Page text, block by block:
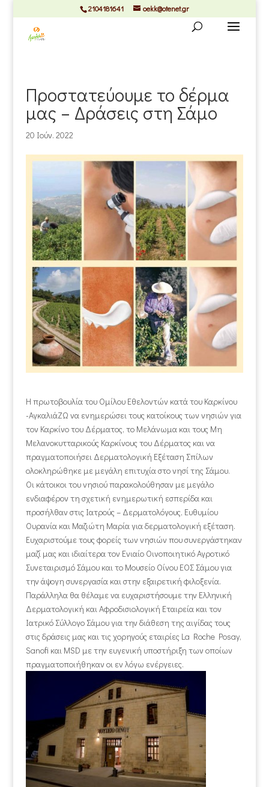
2104181641 oekk@otenet.gr
Προστατεύουμε το δέρμα
μας – Δράσεις στη Σάμο
20 Ιούν. 2022
Η πρωτοβουλία του Ομίλου Εθελοντών κατά του Καρκίνου
-ΑγκαλιάΖΩ να ενημερώσει τους κατοίκους των νησιών για
τον Καρκίνο του Δέρματος, το Μελάνωμα και τους Μη
Μελανοκυτταρικούς Καρκίνους του Δέρματος και να
πραγματοποιήσει Δερματολογική Εξέταση Σπίλων
ολοκληρώθηκε με μεγάλη επιτυχία στο νησί της Σάμου.
Οι κάτοικοι του νησιού παρακολούθησαν με μεγάλο
ενδιαφέρον τη σχετική ενημερωτική εσπερίδα και
προσήλθαν στις Ιατρούς – Δερματολόγους, Ευθυμίου
Ουρανία και Μαζιώτη Μαρία για δερματολογική εξέταση.
Ευχαριστούμε τους φορείς των νησιών που συνεργάστηκαν
μαζί μας και ιδιαίτερα τον Ενιαίο Οινοποιητικό Αγροτικό
Συνεταιρισμό Σάμου και το Μουσείο Οίνου ΕΟΣ Σάμου για
την άψογη συνεργασία και στην εξαιρετική φιλοξενία.
Παράλληλα θα θέλαμε να ευχαριστήσουμε την Ελληνική
Δερματολογική και Αφροδισιολογική Εταιρεία και τον
Ιατρικό Σύλλογο Σάμου για την διάθεση της αιγίδας τους
στις δράσεις μας και τις χορηγούς εταιρίες La Roche Posay,
Sanofi και MSD με την ευγενική υποστήριξη των οποίων
πραγματοποιήθηκαν οι εν λόγω ενέργειες.